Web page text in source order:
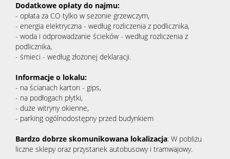
Dodatkowe opłaty do najmu:
- opłata za CO tylko w sezonie grzewczym,
- energia elektryczna - według rozliczenia z podlicznika,
- woda i odprowadzanie ścieków - według rozliczenia z
podlicznika,
- śmieci - według złożonej deklaracji.
Informacje o lokalu:
- na ścianach karton - gips,
- na podłogach płytki,
- duże witryny okienne,
- parking ogólnodostępny przed budynkiem
Bardzo dobrze skomunikowana lokalizacja: W pobliżu
liczne sklepy oraz przystanek autobusowy i tramwajowy.